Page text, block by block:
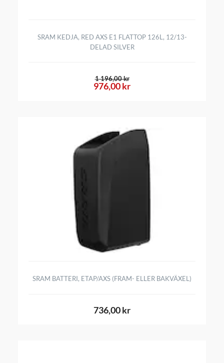
SRAM KEDJA, RED AXS E1 FLATTOP 126L, 12/13-
DELAD SILVER
976,00 kr
1 196,00 kr
SRAM BATTERI, ETAP/AXS (FRAM- ELLER BAKVÄXEL)
736,00 kr